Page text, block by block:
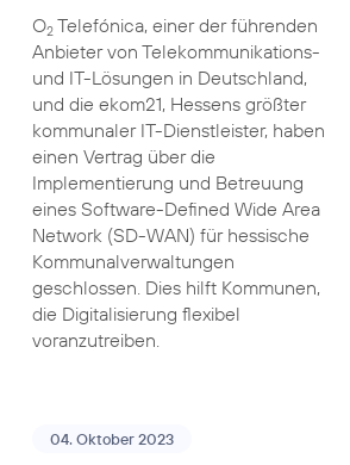
O2Telefónica, einer der führenden
Anbieter von Telekommunikations-
und IT-Lösungen in Deutschland,
und die ekom21, Hessens größter
kommunaler IT-Dienstleister, haben
einen Vertrag über die
Implementierung und Betreuung
eines Software-Defined Wide Area
Network (SD-WAN) für hessische
Kommunalverwaltungen
geschlossen. Dies hilft Kommunen,
die Digitalisierung flexibel
voranzutreiben.
04. Oktober 2023